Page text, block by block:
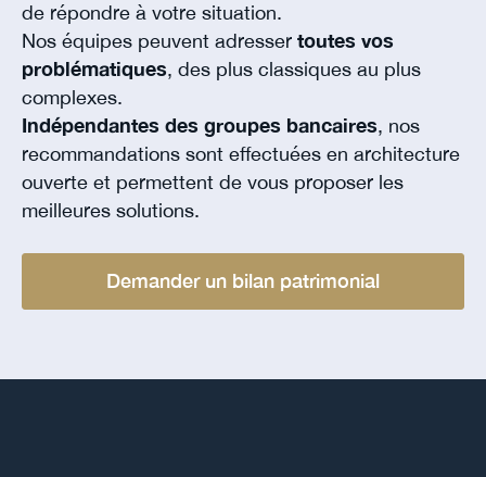
de répondre à votre situation.
Nos équipes peuvent adresser toutes vos
problématiques, des plus classiques au plus
complexes.
Indépendantes des groupes bancaires, nos
recommandations sont effectuées en architecture
ouverte et permettent de vous proposer les
meilleures solutions.
Demander un bilan patrimonial